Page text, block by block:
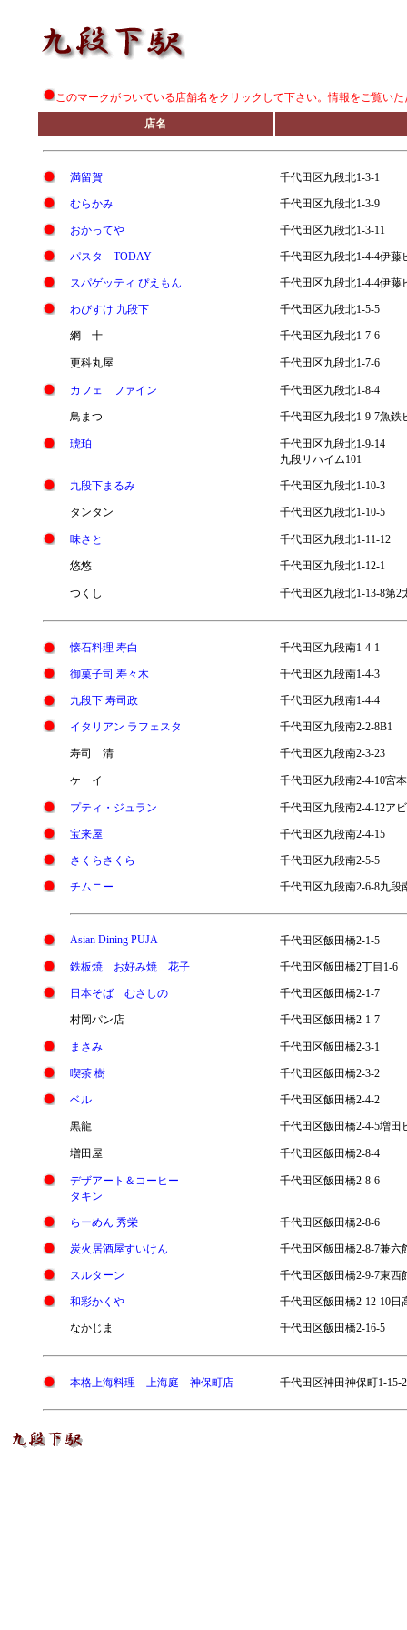
このマークがついている店舗名をクリックして下さい。情報をご覧いた
店名
満留賀 千代田区九段北1-3-1
むらかみ 千代田区九段北1-3-9
おかってや 千代田区九段北1-3-11
パスタ TODAY 千代田区九段北1-4-4伊藤
スパゲッティ ぴえもん 千代田区九段北1-4-4伊藤
わびすけ 九段下 千代田区九段北1-5-5
網 十 千代田区九段北1-7-6
更科丸屋 千代田区九段北1-7-6
カフェ ファイン 千代田区九段北1-8-4
鳥まつ 千代田区九段北1-9-7魚鉄
琥珀
千代田区九段北1-9-14
九段リハイム101
九段下まるみ 千代田区九段北1-10-3
タンタン 千代田区九段北1-10-5
味さと 千代田区九段北1-11-12
悠悠 千代田区九段北1-12-1
つくし 千代田区九段北1-13-8第2
懐石料理 寿白 千代田区九段南1-4-1
御菓子司 寿々木 千代田区九段南1-4-3
九段下 寿司政 千代田区九段南1-4-4
イタリアン ラフェスタ 千代田区九段南2-2-8B1
寿司 清 千代田区九段南2-3-23
ケ イ 千代田区九段南2-4-10宮
プティ・ジュラン 千代田区九段南2-4-12ア
宝来屋 千代田区九段南2-4-15
さくらさくら 千代田区九段南2-5-5
チムニー 千代田区九段南2-6-8九段
Asian Dining PUJA 千代田区飯田橋2-1-5
鉄板焼 お好み焼 花子 千代田区飯田橋2丁目1-6
日本そば むさしの 千代田区飯田橋2-1-7
村岡パン店 千代田区飯田橋2-1-7
まさみ 千代田区飯田橋2-3-1
喫茶 樹 千代田区飯田橋2-3-2
ベル 千代田区飯田橋2-4-2
黒龍 千代田区飯田橋2-4-5増田
増田屋 千代田区飯田橋2-8-4
デザアート＆コーヒー
タキン
千代田区飯田橋2-8-6
らーめん 秀栄 千代田区飯田橋2-8-6
炭火居酒屋すいけん 千代田区飯田橋2-8-7兼六
スルターン 千代田区飯田橋2-9-7東西
和彩かくや 千代田区飯田橋2-12-10日
なかじま 千代田区飯田橋2-16-5
本格上海料理 上海庭 神保町店 千代田区神田神保町1-15-